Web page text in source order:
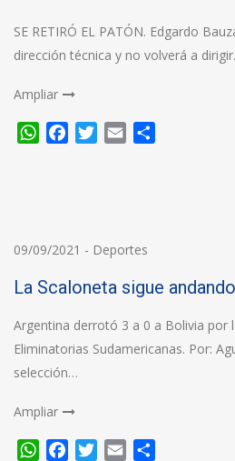
SE RETIRÓ EL PATÓN. Edgardo
dirección técnica y no volverá a
Ampliar
WhatsApp
FacebookTwitter
Email
09/09/2021 - Deportes
La Scaloneta sigue
Argentina derrotó 3 a 0 a Bolivia por
Eliminatorias Sudamericanas. Por:
selección…
Ampliar
WhatsApp
FacebookTwitter
Email